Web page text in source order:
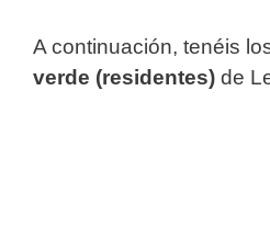
A continuación, tenéis
verde (residentes) de